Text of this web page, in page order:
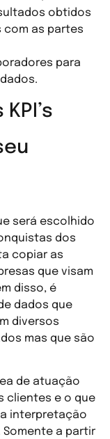
obtidos
com as partes
para
será escolhido
dos
copiar as
que visam
disso, é
dados que
diversos
mas que são
de atuação
clientes e o que
interpretação
a partir